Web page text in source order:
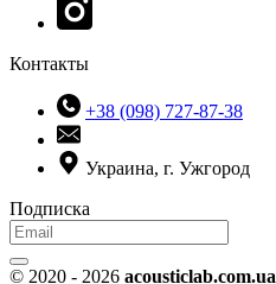
Контакты
+38 (098) 727-87-38
Украина, г. Ужгород
Подписка
© 2020 - 2026 acousticlab.com.ua